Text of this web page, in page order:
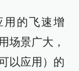
的飞速增
场景广大，
以应用）的